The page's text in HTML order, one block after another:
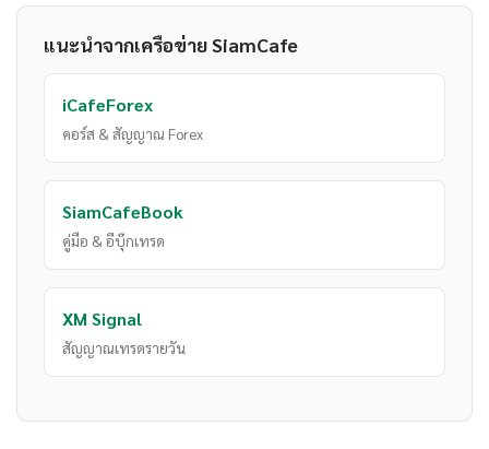
แนะนำจากเครือข่าย SiamCafe
iCafeForex
คอร์ส & สัญญาณ Forex
SiamCafeBook
คู่มือ & อีบุ๊กเทรด
XM Signal
สัญญาณเทรดรายวัน